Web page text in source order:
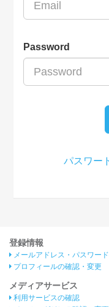
Password
パスワー
登録情報
メールアドレス・パスワー
プロフィールの確認・変更
メディアサービス
利用サービスの確認